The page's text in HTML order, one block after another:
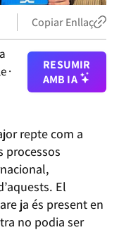
Copiar Enllaç
·
RESUMIR
AMB IA
repte com a
processos
El
ja és present en
no podia ser